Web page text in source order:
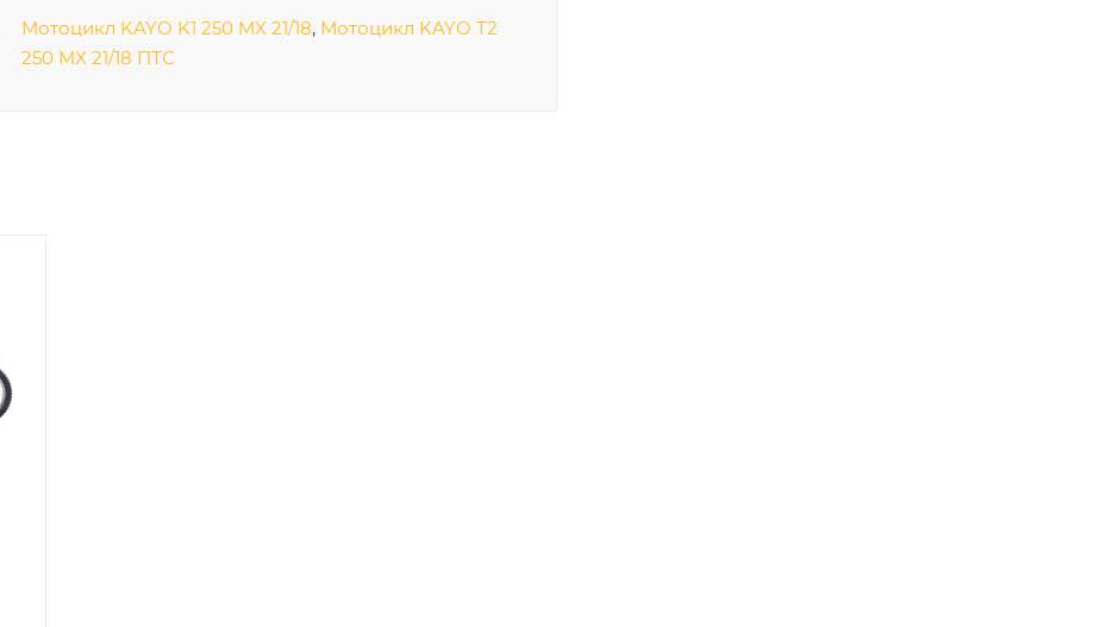
Мотоцикл KAYO K1 250 MX 21/18, Мотоцикл KAYO T2
250 MX 21/18 ПТС